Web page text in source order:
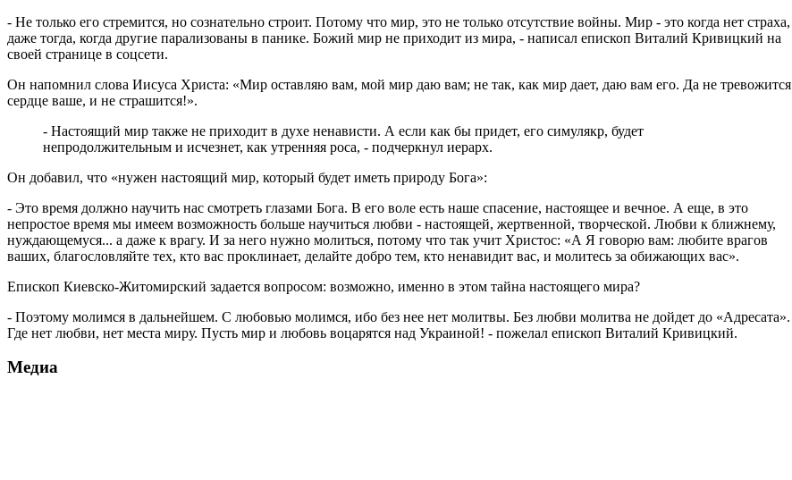
- Не только его стремится, но сознательно строит. Потому что мир, это не только отсутствие войны. Мир - это когда нет страха,
даже тогда, когда другие парализованы в панике. Божий мир не приходит из мира, - написал епископ Виталий Кривицкий на
своей странице в соцсети.
Он напомнил слова Иисуса Христа: «Мир оставляю вам, мой мир даю вам; не так, как мир дает, даю вам его. Да не тревожится
сердце ваше, и не страшится!».
- Настоящий мир также не приходит в духе ненависти. А если как бы придет, его симулякр, будет
непродолжительным и исчезнет, как утренняя роса, - подчеркнул иерарх.
Он добавил, что «нужен настоящий мир, который будет иметь природу Бога»:
- Это время должно научить нас смотреть глазами Бога. В его воле есть наше спасение, настоящее и вечное. А еще, в это
непростое время мы имеем возможность больше научиться любви - настоящей, жертвенной, творческой. Любви к ближнему,
нуждающемуся... а даже к врагу. И за него нужно молиться, потому что так учит Христос: «А Я говорю вам: любите врагов
ваших, благословляйте тех, кто вас проклинает, делайте добро тем, кто ненавидит вас, и молитесь за обижающих вас».
Епископ Киевско-Житомирский задается вопросом: возможно, именно в этом тайна настоящего мира?
- Поэтому молимся в дальнейшем. С любовью молимся, ибо без нее нет молитвы. Без любви молитва не дойдет до «Адресата».
Где нет любви, нет места миру. Пусть мир и любовь воцарятся над Украиной! - пожелал епископ Виталий Кривицкий.
Медиа